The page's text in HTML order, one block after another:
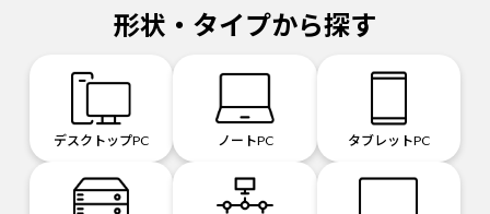
形状・タイプから探す
デスクトップPC ノートPC タブレットPC